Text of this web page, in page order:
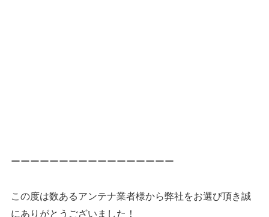
ーーーーーーーーーーーーーーーーー
この度は数あるアンテナ業者様から弊社をお選び頂き誠
にありがとうございました！